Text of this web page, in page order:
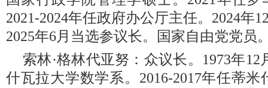
2021-2024年任政府办公厅主任。2024年
2025年6月当选参议长。国家自由党党员
索林·格林代亚努：众议长。1973年
什瓦拉大学数学系。2016-2017年任蒂米